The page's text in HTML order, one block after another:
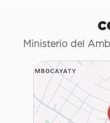
Ministerio del